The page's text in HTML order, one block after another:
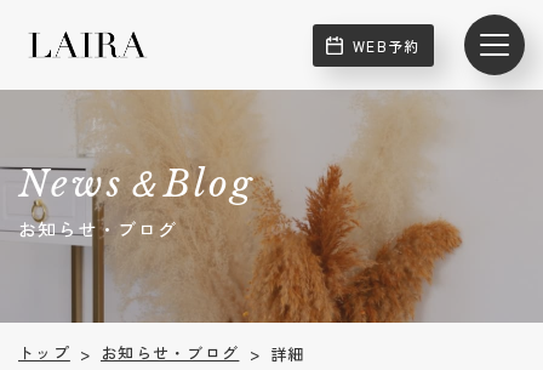
WEB予約
News＆Blog
お知らせ・ブログ
トップ > お知らせ・ブログ > 詳細